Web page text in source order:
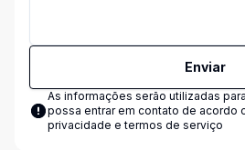
Enviar
As informações serão utilizadas
possa entrar em contato de acordo
privacidade e termos de serviço